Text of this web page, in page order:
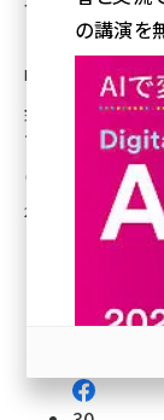
楽天
アスク
base
ビィ・
revico
ブスクに利用者が
【9/17開催の無料
D2Cビジネスに詳し
「HiO ICE CREAM
理由「美味しさ」を
ディスカッションしま
公文 紫都
2020年9月14日 12:00
の講演を